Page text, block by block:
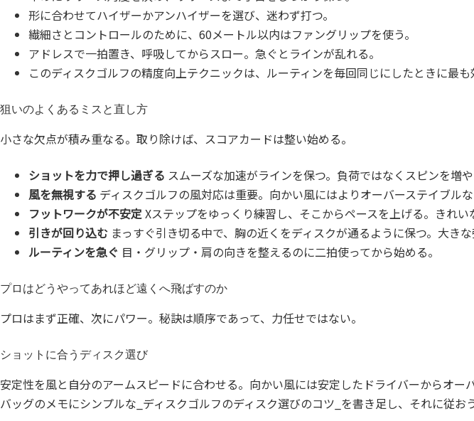
形に合わせてハイザーかアンハイザーを選び、迷わず打つ。
繊細さとコントロールのために、60メートル以内はファングリップを使う。
アドレスで一拍置き、呼吸してからスロー。急ぐとラインが乱れる。
このディスクゴルフの精度向上テクニックは、ルーティンを毎回同じにしたときに最も
狙いのよくあるミスと直し方
小さな欠点が積み重なる。取り除けば、スコアカードは整い始める。
ショットを力で押し過ぎる スムーズな加速がラインを保つ。負荷ではなくスピンを増や
風を無視する ディスクゴルフの風対応は重要。向かい風にはよりオーバーステイブル
フットワークが不安定Xステップをゆっくり練習し、そこからペースを上げる。きれい
引きが回り込む まっすぐ引き切る中で、胸の近くをディスクが通るように保つ。大きな
ルーティンを急ぐ 目・グリップ・肩の向きを整えるのに二拍使ってから始める。
プロはどうやってあれほど遠くへ飛ばすのか
プロはまず正確、次にパワー。秘訣は順序であって、力任せではない。
ショットに合うディスク選び
安定性を風と自分のアームスピードに合わせる。向かい風には安定したドライバーからオ
バッグのメモにシンプルな_ディスクゴルフのディスク選びのコツ_を書き足し、それに従おう